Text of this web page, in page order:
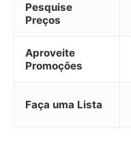
Pesquise
Preços
Aproveite
Promoções
Faça uma Lista